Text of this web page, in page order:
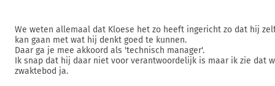
We weten allemaal dat Kloese het zo heeft ingericht zo dat hij
kan gaan met wat hij denkt goed te kunnen.
Daar ga je mee akkoord als 'technisch manager'.
Ik snap dat hij daar niet voor verantwoordelijk is maar ik zie dat
zwaktebod ja.